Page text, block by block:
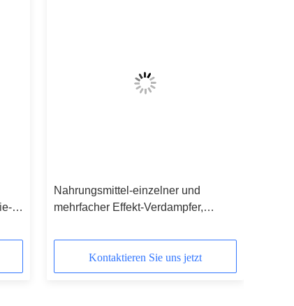
Nahrungsmittel-einzelner und
mehrfacher Effekt-Verdampfer,
Kontaktieren Sie uns jetzt